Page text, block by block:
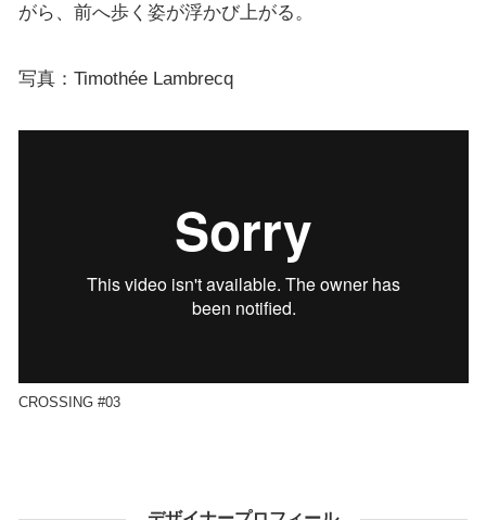
がら、前へ歩く姿が浮かび上がる。
写真：Timothée Lambrecq
CROSSING #03